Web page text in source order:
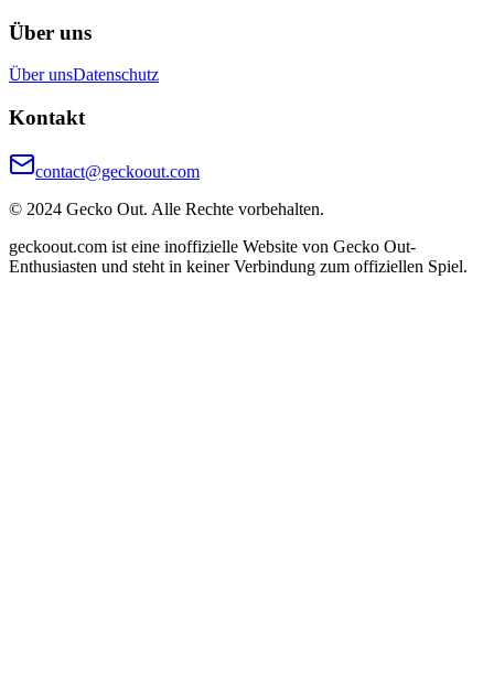
Über uns
Über unsDatenschutz
Kontakt
contact@geckoout.com
© 2024 Gecko Out. Alle Rechte vorbehalten.
geckoout.com ist eine inoffizielle Website von Gecko Out-
Enthusiasten und steht in keiner Verbindung zum offiziellen Spiel.